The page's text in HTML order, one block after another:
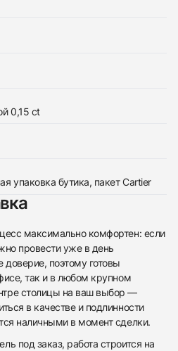
0,15 ct
упаковка бутика, пакет Cartier
максимально комфортен: если
провести уже в день
поэтому готовы
так и в любом крупном
столицы на ваш выбор —
в качестве и подлинности
наличными в момент сделки.
под заказ, работа строится на
данные и мы свяжемся
заявку
данные и мы свяжемся
Model, 6 Diamonds Rg
ваших часов…
заявку